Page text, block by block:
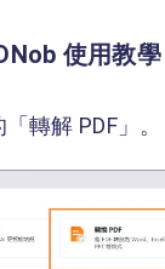
使用教學
轉解 PDF」。